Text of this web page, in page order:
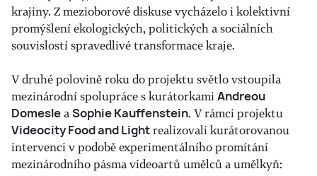
krajiny. Z mezioborové diskuse vycházelo i kolektivní
promýšlení ekologických, politických a sociálních
souvislostí spravedlivé transformace kraje.
V druhé polovině roku do projektu světlo vstoupila
mezinárodní spolupráce s kurátorkamiAndreou
DomesleaSophie Kauffenstein. V rámci projektu
Videocity Food and Lightrealizovali kurátorovanou
intervenci v podobě experimentálního promítání
mezinárodního pásma videoartů umělců a umělkyň: